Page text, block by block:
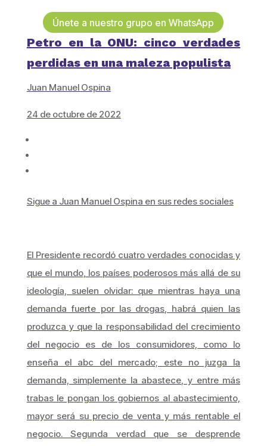
Únete a nuestro grupo en WhatsApp
Petro en la ONU: cinco verdades
perdidas en una maleza populista
Juan Manuel Ospina
24 de octubre de 2022
Sigue a Juan Manuel Ospina en sus redes sociales
El Presidente recordó cuatro verdades conocidas y
que el mundo, los países poderosos más allá de su
ideología, suelen olvidar: que mientras haya una
demanda fuerte por las drogas, habrá quien las
produzca y que la responsabilidad del crecimiento
del negocio es de los consumidores, como lo
enseña el abc del mercado; este no juzga la
demanda, simplemente la abastece, y entre más
trabas le pongan los gobiernos al abastecimiento,
mayor será su precio de venta y más rentable el
negocio. Segunda verdad que se desprende